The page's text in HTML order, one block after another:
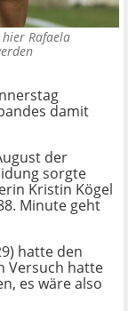
Rafaela
damit
der
sorgte
Kristin Kögel
Minute geht
hatte den
Versuch hatte
es wäre also